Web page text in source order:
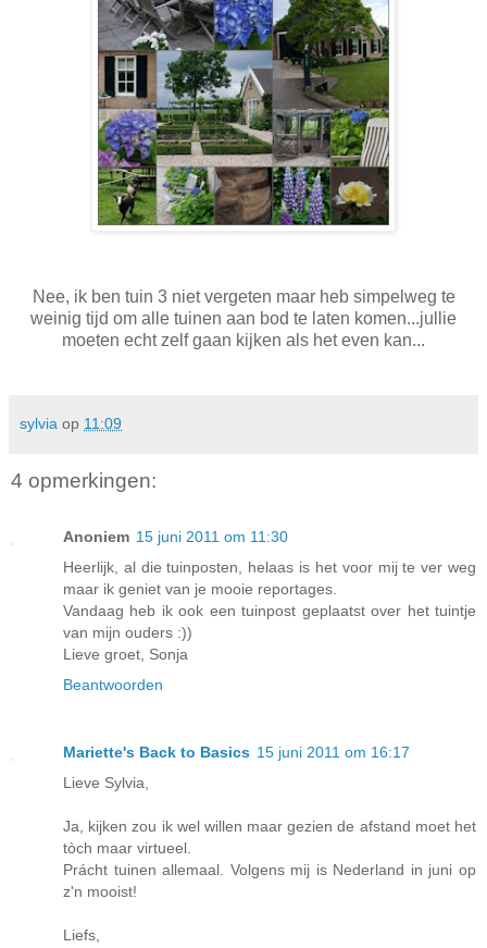
Nee, ik ben tuin 3 niet vergeten maar heb simpelweg te
weinig tijd om alle tuinen aan bod te laten komen...jullie
moeten echt zelf gaan kijken als het even kan...
sylvia op 11:09
4 opmerkingen:
Anoniem 15 juni 2011 om 11:30
Heerlijk, al die tuinposten, helaas is het voor mij te ver weg
maar ik geniet van je mooie reportages.
Vandaag heb ik ook een tuinpost geplaatst over het tuintje
van mijn ouders :))
Lieve groet, Sonja
Beantwoorden
Mariette's Back to Basics 15 juni 2011 om 16:17
Lieve Sylvia,
Ja, kijken zou ik wel willen maar gezien de afstand moet het
tòch maar virtueel.
Prácht tuinen allemaal. Volgens mij is Nederland in juni op
z'n mooist!
Liefs,